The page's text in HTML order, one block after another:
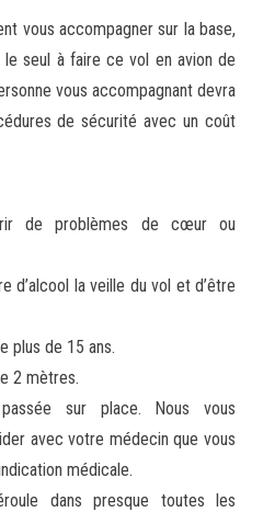
vous accompagner sur la base,
seul à faire ce vol en avion de
vous accompagnant devra
de sécurité avec un coût
de problèmes de cœur ou
d’alcool la veille du vol et d’être
plus de 15 ans.
2 mètres.
sur place. Nous vous
avec votre médecin que vous
médicale.
dans presque toutes les